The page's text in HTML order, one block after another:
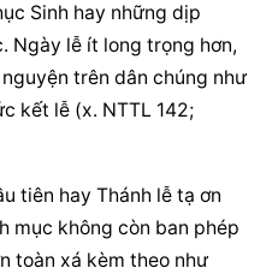
Sinh hay những dịp
Ngày lễ ít long trọng hơn,
trên dân chúng như
kết lễ (x. NTTL 142;
tiên hay Thánh lễ tạ ơn
mục không còn ban phép
toàn xá kèm theo như